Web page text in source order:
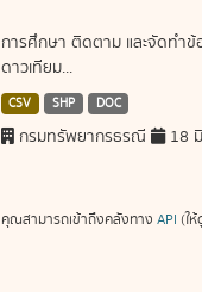
การศึกษา ติดตาม และจัดทำข้
ดาวเทียม...
CSV SHP DOC
กรมทรัพยากรธรณี 18
คุณสามารถเข้าถึงคลังทาง API (ให้